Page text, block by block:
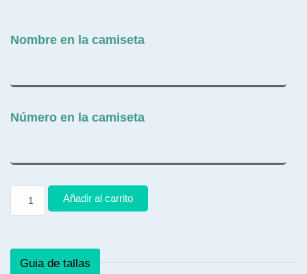
Nombre en la camiseta
Número en la camiseta
Añadir al carrito
Guia de tallas